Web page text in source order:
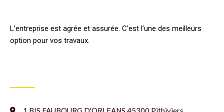
L’entreprise est agrée et assurée. C’est l’une des meilleurs
option pour vos travaux.